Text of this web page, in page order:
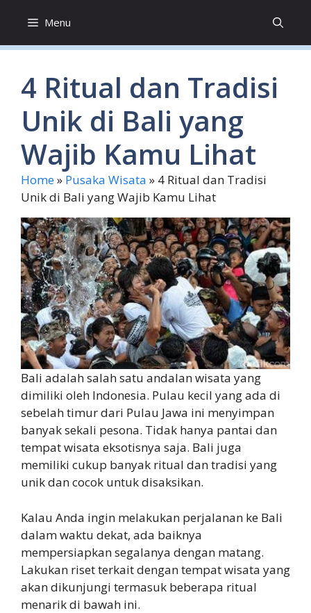
content
Menu
4 Ritual dan Tradisi
Unik di Bali yang
Wajib Kamu Lihat
Home» Pusaka Wisata » 4 Ritual dan Tradisi
Unik di Bali yang Wajib Kamu Lihat
Bali adalah salah satu andalan wisata yang
dimiliki oleh Indonesia. Pulau kecil yang ada di
sebelah timur dari Pulau Jawa ini menyimpan
banyak sekali pesona. Tidak hanya pantai dan
tempat wisata eksotisnya saja. Bali juga
memiliki cukup banyak ritual dan tradisi yang
unik dan cocok untuk disaksikan.
Kalau Anda ingin melakukan perjalanan ke Bali
dalam waktu dekat, ada baiknya
mempersiapkan segalanya dengan matang.
Lakukan riset terkait dengan tempat wisata yang
akan dikunjungi termasuk beberapa ritual
menarik di bawah ini.